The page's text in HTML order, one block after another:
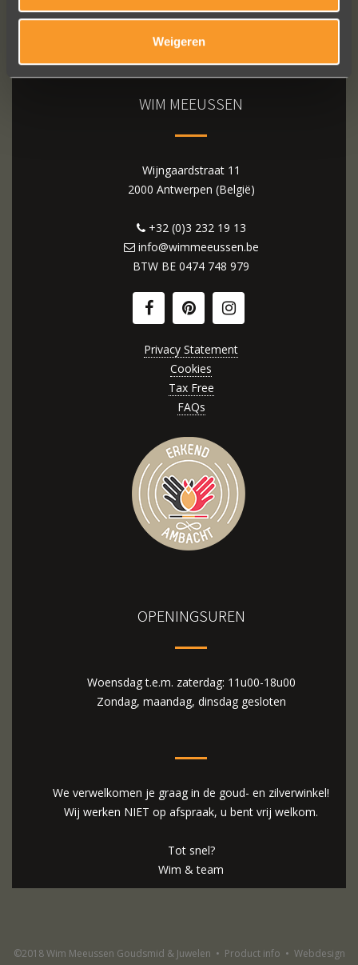
Weigeren
WIM MEEUSSEN
Wijngaardstraat 11
2000 Antwerpen (België)
+32 (0)3 232 19 13
info@wimmeeussen.be
BTW BE 0474 748 979
Privacy Statement
Cookies
Tax Free
FAQs
OPENINGSUREN
Woensdag t.e.m. zaterdag: 11u00-18u00
Zondag, maandag, dinsdag gesloten
We verwelkomen je graag in de goud- en zilverwinkel!
Wij werken NIET op afspraak, u bent vrij welkom.
Tot snel?
Wim & team
©2018 Wim Meeussen Goudsmid & Juwelen • Product info • Webdesign